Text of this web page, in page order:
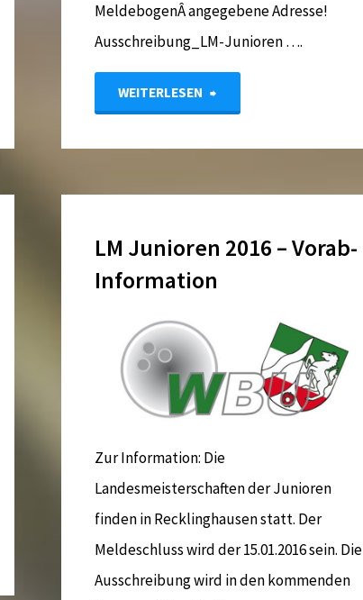
MeldebogenÂ angegebene Adresse!
Ausschreibung_LM-Junioren ….
WEITERLESEN
LM Junioren 2016 – Vorab-
Information
Zur Information: Die
Landesmeisterschaften der Junioren
finden in Recklinghausen statt. Der
Meldeschluss wird der 15.01.2016 sein. Die
Ausschreibung wird in den kommenden